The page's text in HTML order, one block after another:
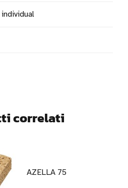
correlati
AZELLA 75